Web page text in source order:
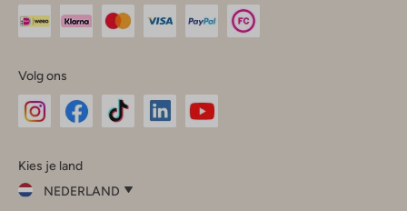
Volg ons
InstagramFacebook
Kies je land
NEDERLAND